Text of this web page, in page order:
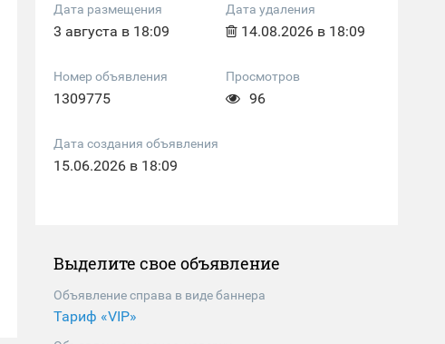
Дата размещения
3 августа в 18:09
Дата удаления
14.08.2026 в 18:09
Номер объявления
1309775
Просмотров
96
Дата создания объявления
15.06.2026 в 18:09
Выделите свое объявление
Объявление справа в виде баннера
Тариф «VIP»